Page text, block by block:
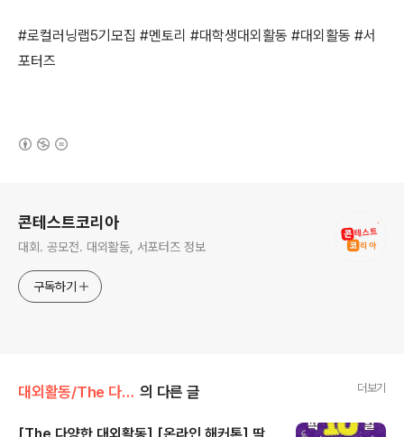
#로컬러닝랩5기모집 #멘토리 #대학생대외활동 #대외활동 #서
포터즈
콘테스트코리아
대회. 공모전. 대외활동, 서포터즈 정보
구독하기
대외활동/The 다양한 대외활동 의 다른 글 더보기